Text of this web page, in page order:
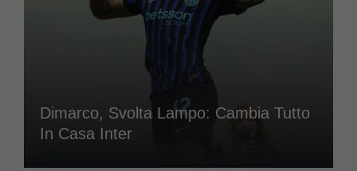
Dimarco, Svolta Lampo: Cambia Tutto
In Casa Inter